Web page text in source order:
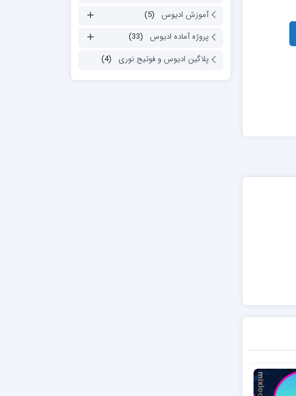
آموزش ادیوس
(5)
پروژه آماده ادیوس
(33)
پلاگین ادیوس و فوتیج نوری
(4)